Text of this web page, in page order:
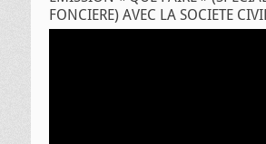
FONCIERE) AVEC LA SOCIETE